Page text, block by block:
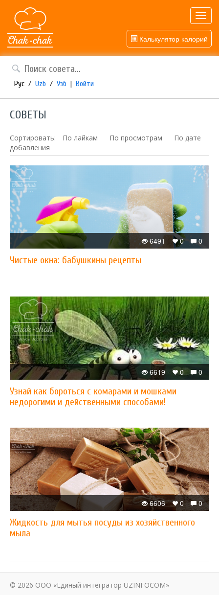
Калькулятор калорий
Рус / Uzb / Узб | Войти
СОВЕТЫ
Сортировать: По лайкам По просмотрам
По дате
добавления
0
0
6491
Чистые окна: бабушкины рецепты
0
0
6619
Узнай как бороться с комарами и мошками
недорогими и действенными способами!
0
0
6606
Жидкость для мытья посуды из хозяйственного
мыла
© 2026 ООО «Единый интегратор UZINFOCOM»